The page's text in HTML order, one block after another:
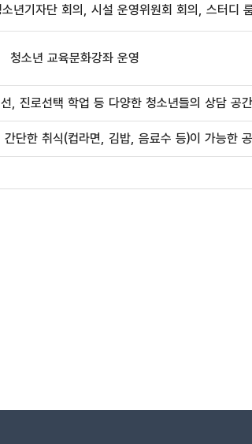
년기자단 회의, 시설 운영위원회 회의, 스터디
청소년 교육문화강좌 운영
, 진로선택 학업 등 다양한 청소년들의 상담 공간
단한 취식(컵라면, 김밥, 음료수 등)이 가능한